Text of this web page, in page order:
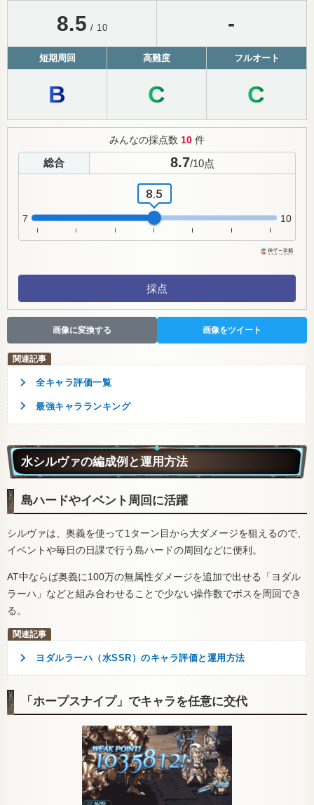
8.5 / 10 -
短期周回 高難度 フルオート
B C C
みんなの採点数 10 件
総合 8.7/10点
7
8.5
10
採点
画像に変換する 画像をツイート
全キャラ評価一覧
最強キャラランキング
水シルヴァの編成例と運用方法
島ハードやイベント周回に活躍
シルヴァは、奥義を使って1ターン目から大ダメージを狙えるので、
イベントや毎日の日課で行う島ハードの周回などに便利。
AT中ならば奥義に100万の無属性ダメージを追加で出せる「ヨダル
ラーハ」などと組み合わせることで少ない操作数でボスを周回でき
る。
ヨダルラーハ（水SSR）のキャラ評価と運用方法
「ホープスナイプ」でキャラを任意に交代